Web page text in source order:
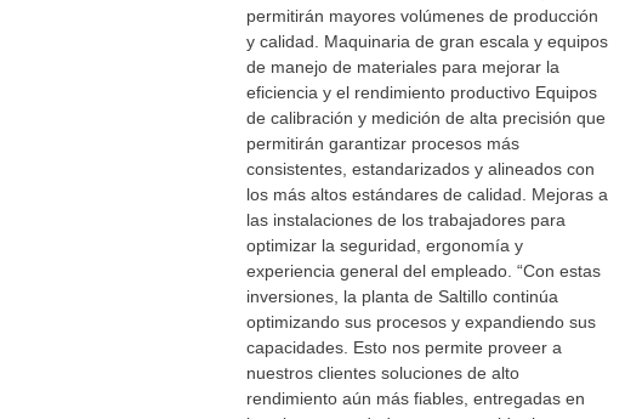
permitirán mayores volúmenes de producción
y calidad. Maquinaria de gran escala y equipos
de manejo de materiales para mejorar la
eficiencia y el rendimiento productivo Equipos
de calibración y medición de alta precisión que
permitirán garantizar procesos más
consistentes, estandarizados y alineados con
los más altos estándares de calidad. Mejoras a
las instalaciones de los trabajadores para
optimizar la seguridad, ergonomía y
experiencia general del empleado. “Con estas
inversiones, la planta de Saltillo continúa
optimizando sus procesos y expandiendo sus
capacidades. Esto nos permite proveer a
nuestros clientes soluciones de alto
rendimiento aún más fiables, entregadas en